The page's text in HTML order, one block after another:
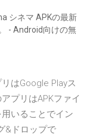
シネマ APKの最新
- Android向けの無
はGoogle Playス
プリはAPKファイ
いることでイン
&ドロップで